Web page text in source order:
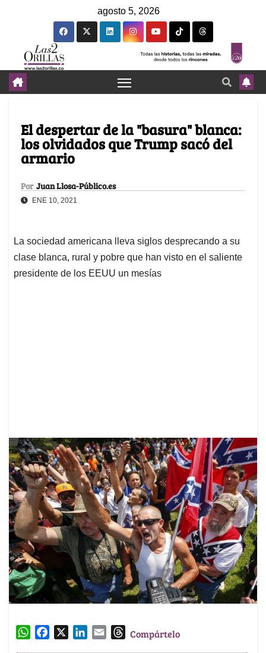
agosto 5, 2026
El despertar de la "basura" blanca:
los olvidados que Trump sacó del
armario
Por Juan Llosa-Público.es
ENE 10, 2021
La sociedad americana lleva siglos desprecando a su
clase blanca, rural y pobre que han visto en el saliente
presidente de los EEUU un mesías
W
TCompártelo